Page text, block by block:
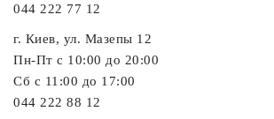
044 222 77 12
г. Киев, ул. Мазепы 12
Пн-Пт с 10:00 до 20:00
Сб с 11:00 до 17:00
044 222 88 12